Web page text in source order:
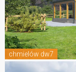
chmielów dw7